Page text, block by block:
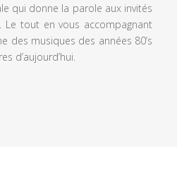
qui donne la parole aux invités
Le tout en vous accompagnant
des musiques des années 80’s
d’aujourd’hui.